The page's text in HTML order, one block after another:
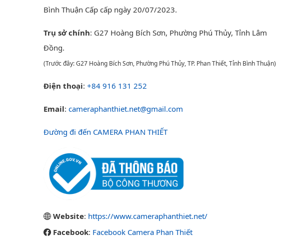
Bình Thuận Cấp cấp ngày 20/07/2023.
Trụ sở chính: G27 Hoàng Bích Sơn, Phường Phú Thủy, Tỉnh Lâm
Đồng.
(Trước đây: G27 Hoàng Bích Sơn, Phường Phú Thủy, TP. Phan Thiết, Tỉnh Bình Thuận)
Điện thoại: +84 916 131 252
Email: cameraphanthiet.net@gmail.com
Đường đi đến CAMERA PHAN THIẾT
Website: https://www.cameraphanthiet.net/
Facebook: Facebook Camera Phan Thiết